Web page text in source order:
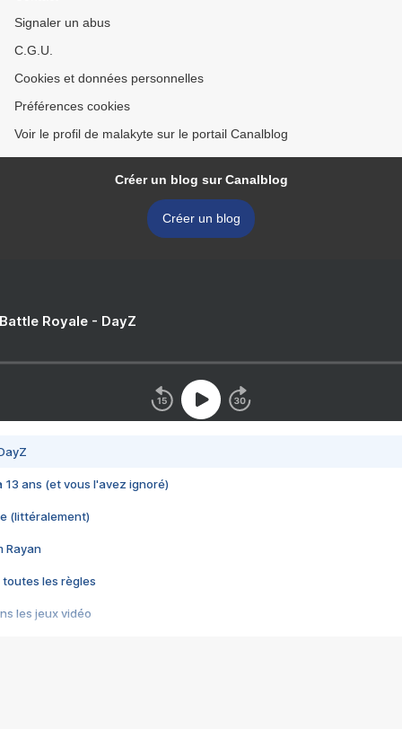
Signaler un abus
C.G.U.
Cookies et données personnelles
Préférences cookies
Voir le profil de malakyte sur le portail Canalblog
Créer un blog sur Canalblog
Créer un blog
Royale - DayZ
13 ans (et vous l'avez ignoré)
(littéralement)
Rayan
toutes les règles
les jeux vidéo